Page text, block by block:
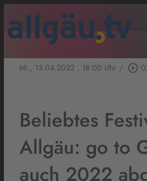
Mi., 13.04.2022 , 18:00 Uhr / play_circle_outline
Beliebtes
Allgäu: go to
auch 2022